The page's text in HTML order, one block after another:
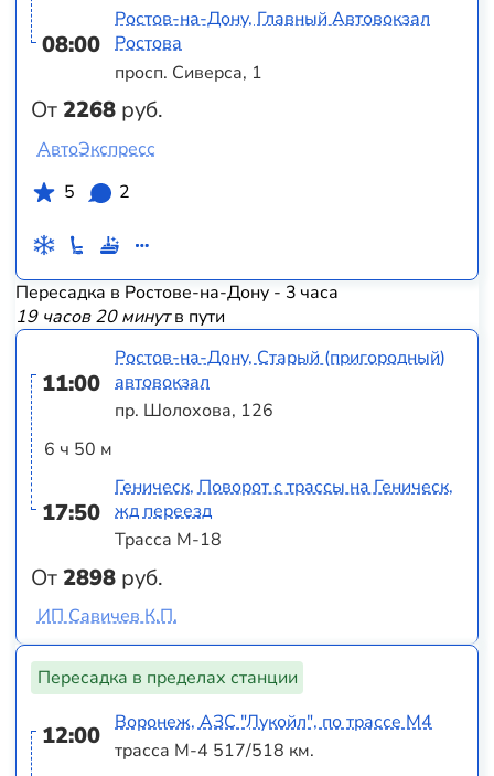
08:00
От2268 руб.
Ростов-на-Дону, Главный Автовокзал
Ростова
просп. Сиверса, 1
АвтоЭкспресс
5
2
Пересадка в Ростове-на-Дону - 3 часа
19 часов 20 минутв пути
11:00
6 ч 50 м
17:50
От2898 руб.
Ростов-на-Дону, Старый (пригородный)
автовокзал
пр. Шолохова, 126
Геническ, Поворот с трассы на Геническ,
жд переезд
Трасса М-18
ИП Савичев К.П.
Пересадка в пределах станции
12:00
Воронеж, АЗС "Лукойл", по трассе М4
трасса М-4 517/518 км.